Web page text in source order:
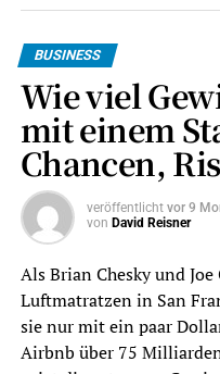
gesucht. Wer einen
Heizung braucht oder
möchte, sucht einen
entscheidet lokale
überhaupt in die engere
Google selbst erklärt,
anhand von Relevanz,
bewertet werden. Für
muss verstehen,welche
anbietet,woer tätig ist
ist.
BUSINESS
Wie viel
mit einem
Chancen,
veröffentlicht vor 9
von David Reisner
Als Brian Chesky und
Luftmatratzen in San
sie nur mit ein paar
Airbnb über 75